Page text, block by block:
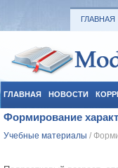
ГЛАВНАЯ
ГЛАВНАЯ НОВОСТИ
СОЦИАЛЬНАЯ ПЕДАГОГИКА
Формирование
Учебные материалы /